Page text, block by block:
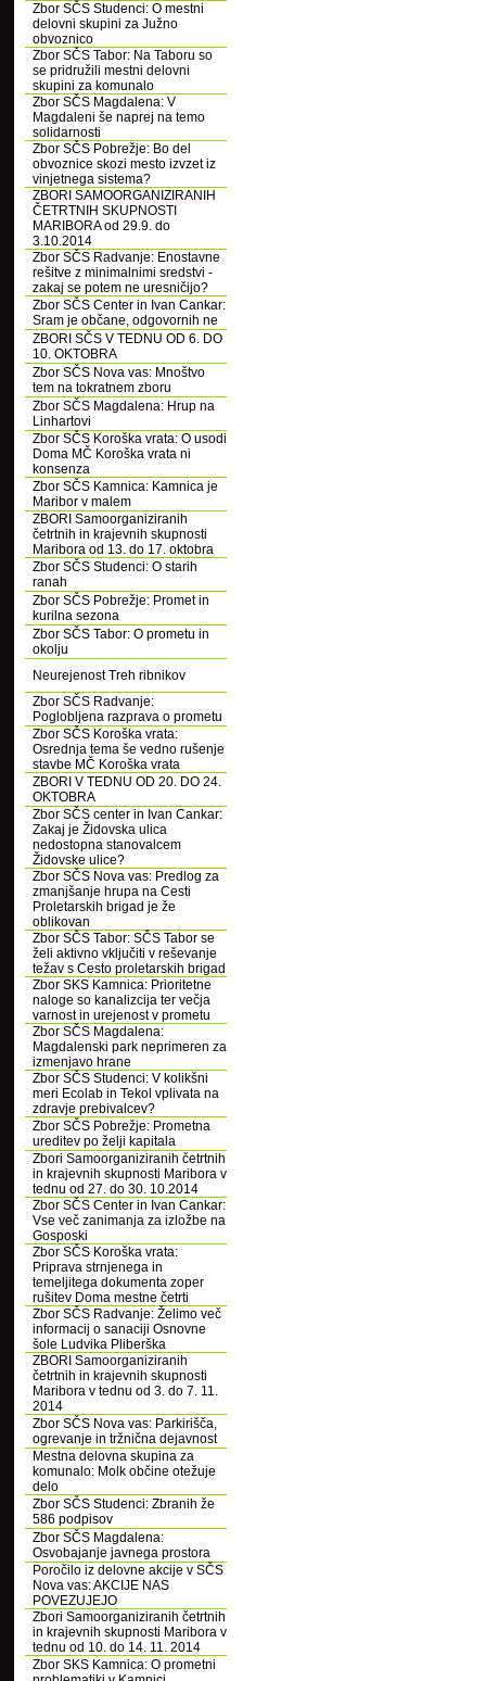
Zbor SČS Studenci: O mestni
delovni skupini za Južno
obvoznico
Zbor SČS Tabor: Na Taboru so
se pridružili mestni delovni
skupini za komunalo
Zbor SČS Magdalena: V
Magdaleni še naprej na temo
solidarnosti
Zbor SČS Pobrežje: Bo del
obvoznice skozi mesto izvzet iz
vinjetnega sistema?
ZBORI SAMOORGANIZIRANIH
ČETRTNIH SKUPNOSTI
MARIBORA od 29.9. do
3.10.2014
Zbor SČS Radvanje: Enostavne
rešitve z minimalnimi sredstvi -
zakaj se potem ne uresničijo?
Zbor SČS Center in Ivan Cankar:
Sram je občane, odgovornih ne
ZBORI SČS V TEDNU OD 6. DO
10. OKTOBRA
Zbor SČS Nova vas: Mnoštvo
tem na tokratnem zboru
Zbor SČS Magdalena: Hrup na
Linhartovi
Zbor SČS Koroška vrata: O usodi
Doma MČ Koroška vrata ni
konsenza
Zbor SČS Kamnica: Kamnica je
Maribor v malem
ZBORI Samoorganiziranih
četrtnih in krajevnih skupnosti
Maribora od 13. do 17. oktobra
Zbor SČS Studenci: O starih
ranah
Zbor SČS Pobrežje: Promet in
kurilna sezona
Zbor SČS Tabor: O prometu in
okolju
Neurejenost Treh ribnikov
Zbor SČS Radvanje:
Poglobljena razprava o prometu
Zbor SČS Koroška vrata:
Osrednja tema še vedno rušenje
stavbe MČ Koroška vrata
ZBORI V TEDNU OD 20. DO 24.
OKTOBRA
Zbor SČS center in Ivan Cankar:
Zakaj je Židovska ulica
nedostopna stanovalcem
Židovske ulice?
Zbor SČS Nova vas: Predlog za
zmanjšanje hrupa na Cesti
Proletarskih brigad je že
oblikovan
Zbor SČS Tabor: SČS Tabor se
želi aktivno vključiti v reševanje
težav s Cesto proletarskih brigad
Zbor SKS Kamnica: Prioritetne
naloge so kanalizcija ter večja
varnost in urejenost v prometu
Zbor SČS Magdalena:
Magdalenski park neprimeren za
izmenjavo hrane
Zbor SČS Studenci: V kolikšni
meri Ecolab in Tekol vplivata na
zdravje prebivalcev?
Zbor SČS Pobrežje: Prometna
ureditev po želji kapitala
Zbori Samoorganiziranih četrtnih
in krajevnih skupnosti Maribora v
tednu od 27. do 30. 10.2014
Zbor SČS Center in Ivan Cankar:
Vse več zanimanja za izložbe na
Gosposki
Zbor SČS Koroška vrata:
Priprava strnjenega in
temeljitega dokumenta zoper
rušitev Doma mestne četrti
Zbor SČS Radvanje: Želimo več
informacij o sanaciji Osnovne
šole Ludvika Pliberška
ZBORI Samoorganiziranih
četrtnih in krajevnih skupnosti
Maribora v tednu od 3. do 7. 11.
2014
Zbor SČS Nova vas: Parkirišča,
ogrevanje in tržnična dejavnost
Mestna delovna skupina za
komunalo: Molk občine otežuje
delo
Zbor SČS Studenci: Zbranih že
586 podpisov
Zbor SČS Magdalena:
Osvobajanje javnega prostora
Poročilo iz delovne akcije v SČS
Nova vas: AKCIJE NAS
POVEZUJEJO
Zbori Samoorganiziranih četrtnih
in krajevnih skupnosti Maribora v
tednu od 10. do 14. 11. 2014
Zbor SKS Kamnica: O prometni